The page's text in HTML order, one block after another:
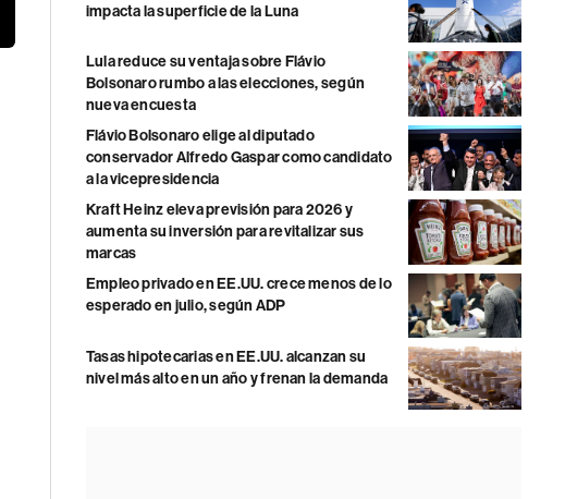
impacta la superficie de la Luna
Lula reduce su ventaja sobre Flávio
Bolsonaro rumbo a las elecciones, según
nueva encuesta
Flávio Bolsonaro elige al diputado
conservador Alfredo Gaspar como candidato
a la vicepresidencia
Kraft Heinz eleva previsión para 2026 y
aumenta su inversión para revitalizar sus
marcas
Empleo privado en EE.UU. crece menos de lo
esperado en julio, según ADP
Tasas hipotecarias en EE.UU. alcanzan su
nivel más alto en un año y frenan la demanda